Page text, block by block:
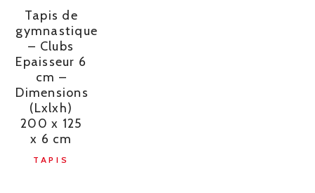
Tapis de
gymnastique
– Clubs
Epaisseur 6
cm –
Dimensions
(Lxlxh)
200 x 125
x 6 cm
TAPIS